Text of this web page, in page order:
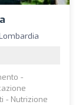
-
- Nutrizione